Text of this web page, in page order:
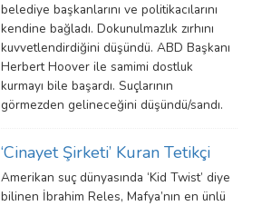
belediye başkanlarını ve politikacılarını
kendine bağladı. Dokunulmazlık zırhını
kuvvetlendirdiğini düşündü. ABD Başkanı
Herbert Hoover ile samimi dostluk
kurmayı bile başardı. Suçlarının
görmezden gelineceğini düşündü/sandı.
‘Cinayet Şirketi’ Kuran Tetikçi
Amerikan suç dünyasında ‘Kid Twist’ diye
bilinen İbrahim Reles, Mafya’nın en ünlü